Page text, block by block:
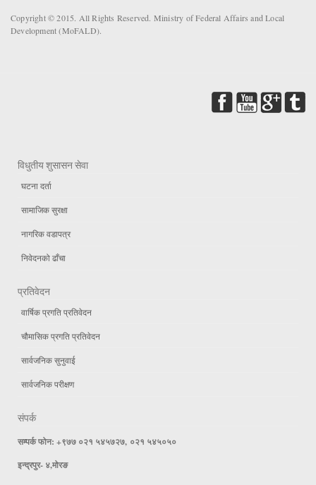
Copyright © 2015. All Rights Reserved. Ministry of Federal Affairs and Local
Development (MoFALD).
विधुतीय शुसासन सेवा
घटना दर्ता
सामाजिक सुरक्षा
नागरिक वडापत्र
निवेदनको ढाँचा
प्रतिवेदन
वार्षिक प्रगति प्रतिवेदन
चौमासिक प्रगति प्रतिवेदन
सार्वजनिक सुनुवाई
सार्वजनिक परीक्षण
संपर्क
सम्पर्क फोन: +९७७ ०२१ ५४५७२७, ०२१ ५४५०५०
इन्द्रपुर- ४,मोरङ